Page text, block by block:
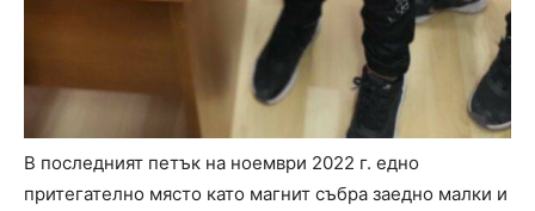
В последният петък на ноември 2022 г. едно
притегателно място като магнит събра заедно малки и